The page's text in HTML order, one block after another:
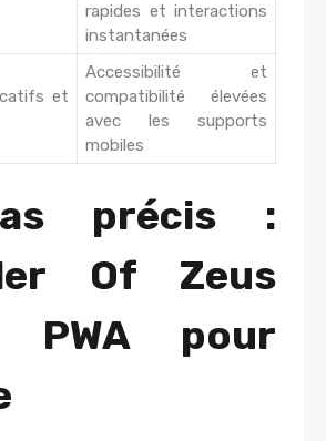
rapides et interactions
instantanées
et
Accessibilité et
compatibilité élevées
avec les supports
mobiles
précis :
Of Zeus
PWA pour